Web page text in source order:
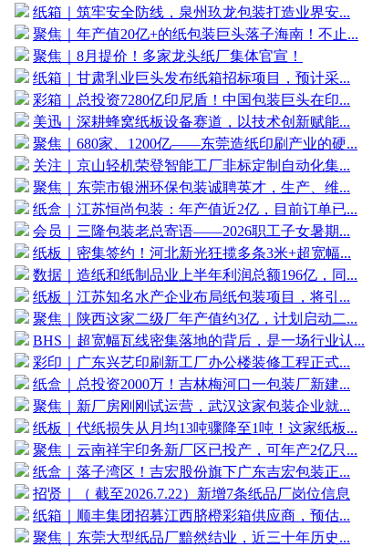
纸箱｜筑牢安全防线，泉州玖龙包装打造业界安...
聚焦｜年产值20亿+的纸包装巨头落子海南！不止...
聚焦｜8月提价！多家龙头纸厂集体官宣！
纸箱｜甘肃乳业巨头发布纸箱招标项目，预计采...
彩箱｜总投资7280亿印尼盾！中国包装巨头在印...
美迅｜深耕蜂窝纸板设备赛道，以技术创新赋能...
聚焦｜680家、1200亿——东莞造纸印刷产业的硬...
关注｜京山轻机荣登智能工厂非标定制自动化集...
聚焦｜东莞市银洲环保包装诚聘英才，生产、维...
纸盒｜江苏恒尚包装：年产值近2亿，目前订单已...
会员｜三隆包装老总寄语——2026职工子女暑期...
纸板｜密集签约！河北新光狂揽多条3米+超宽幅...
数据｜造纸和纸制品业上半年利润总额196亿，同...
纸板｜江苏知名水产企业布局纸包装项目，将引...
聚焦｜陕西这家二级厂年产值约3亿，计划启动二...
BHS｜超宽幅瓦线密集落地的背后，是一场行业认...
彩印｜广东兴艺印刷新工厂办公楼装修工程正式...
纸盒｜总投资2000万！吉林梅河口一包装厂新建...
聚焦｜新厂房刚刚试运营，武汉这家包装企业就...
纸板｜代纸损失从月均13吨骤降至1吨！这家纸板...
聚焦｜云南祥宇印务新厂区已投产，可年产2亿只...
纸盒｜落子湾区！吉宏股份旗下广东吉宏包装正...
招贤｜（ 截至2026.7.22）新增7条纸品厂岗位信息
纸箱｜顺丰集团招募江西脐橙彩箱供应商，预估...
聚焦｜东莞大型纸品厂黯然结业，近三十年历史...